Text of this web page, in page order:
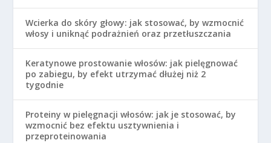
Wcierka do skóry głowy: jak stosować, by wzmocnić
włosy i uniknąć podrażnień oraz przetłuszczania
Keratynowe prostowanie włosów: jak pielęgnować
po zabiegu, by efekt utrzymać dłużej niż 2
tygodnie
Proteiny w pielęgnacji włosów: jak je stosować, by
wzmocnić bez efektu usztywnienia i
przeproteinowania